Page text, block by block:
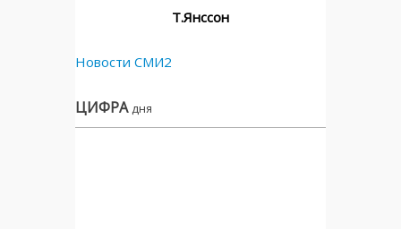
Т.Янссон
Новости СМИ2
ЦИФРА дня